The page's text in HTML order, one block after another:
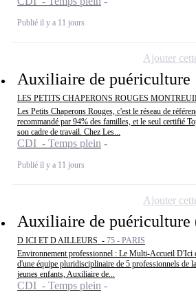
Publié il y a 11 jours
Auxiliaire de puériculture
LES PETITS CHAPERONS ROUGES
Les Petits Chaperons Rouges, c'est le réseau de
recommandé par 94% des familles, et le seul certifié
son cadre de travail. Chez Les...
CDI - Temps plein
Publié il y a 11 jours
Ajouter
Auxiliaire de puériculture
D ICI ET D AILLEURS - 75 - PARIS
Environnement professionnel : Le Multi-Accueil D'Ici
d'une équipe pluridisciplinaire de 5 professionnels de
jeunes enfants, Auxiliaire de...
CDI - Temps plein
Ajouter